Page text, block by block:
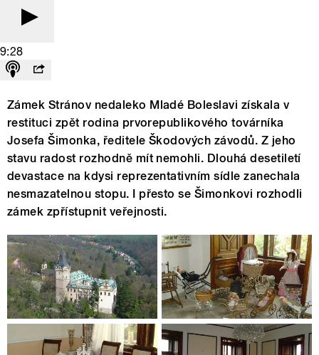
9:28
Zámek Stránov nedaleko Mladé Boleslavi získala v
restituci zpět rodina prvorepublikového továrníka
Josefa Šimonka, ředitele Škodových závodů. Z jeho
stavu radost rozhodně mít nemohli. Dlouhá desetiletí
devastace na kdysi reprezentativním sídle zanechala
nesmazatelnou stopu. I přesto se Šimonkovi rozhodli
zámek zpřístupnit veřejnosti.